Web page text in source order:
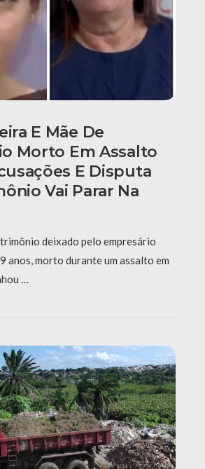
E Mãe De
Morto Em Assalto
E Disputa
Vai Parar Na
deixado pelo empresário
anos, morto durante um assalto em
…